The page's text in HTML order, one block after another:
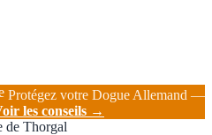
Protégez votre Dogue Allemand —
les conseils →
de Thorgal